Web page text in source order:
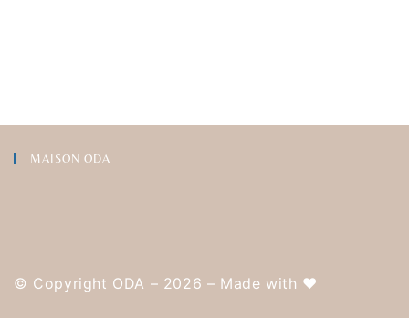
MAISON ODA
© Copyright ODA – 2026 – Made with ❤️